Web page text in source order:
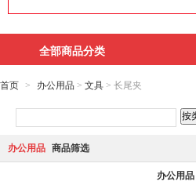
全部商品分类
首页 > 办公用品 > 文具 > 长尾夹
办公用品 商品筛选
办公用品